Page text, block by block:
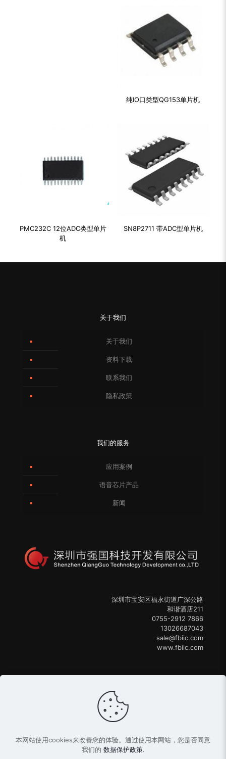
纯IO口类型QG153单片机
PMC232C 12位ADC类型单片
机
SN8P2711 带ADC型单片机
关于我们
关于我们
资料下载
联系我们
隐私政策
我们的服务
应用案例
语音芯片产品
新闻
深圳市宝安区福永街道广深公路
和谐酒店211
0755-2912 7866
13026687043
sale@fbiic.com
www.fbiic.com
copyright © 2013-2024强国科技粤ICP备15037972号
本网站使用cookies来改善您的体验。通过使用本网站，您是否同意
我们的 数据保护政策.